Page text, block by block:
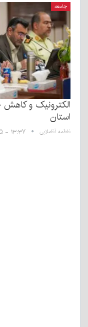
جامعه
الکترونیک و
استان
فاطمه آقاملایی ۱۳:۳۷ - ۱۵ اسفند ۱۴۰۳